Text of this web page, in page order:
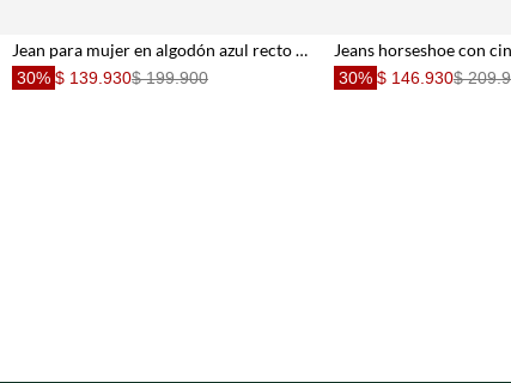
Jean para mujer en algodón azul recto con pretina
30% $ 139.930$ 199.900 30% $ 146.930$